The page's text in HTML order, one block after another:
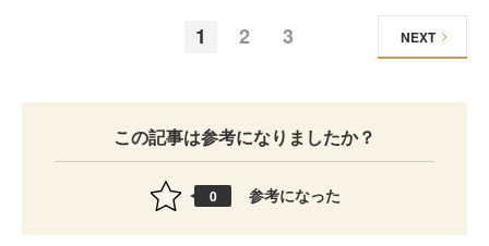
1 2 3 NEXT
この記事は参考になりましたか？
0 参考になった